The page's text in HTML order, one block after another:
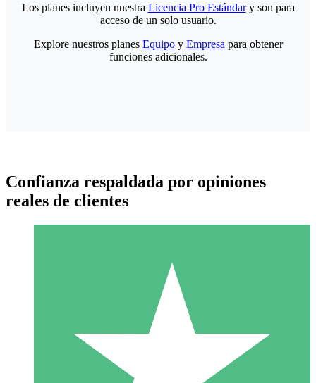
Paquetes de Créditos Individuales
Paga según el uso con créditos de descarga. Sin compromiso
Los planes incluyen nuestra Licencia Pro Estándary son para
acceso de un solo usuario.
Explore nuestros planes Equipoy Empresa para obtener
funciones adicionales.
Confianza respaldada por opiniones
reales de clientes